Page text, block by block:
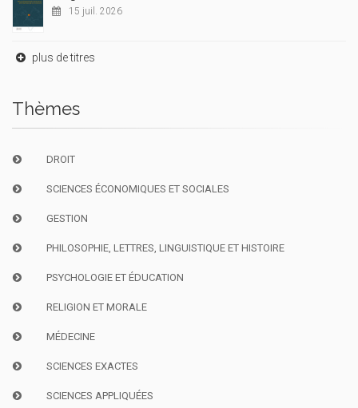
15 juil. 2026
plus de titres
Thèmes
DROIT
SCIENCES ÉCONOMIQUES ET SOCIALES
GESTION
PHILOSOPHIE, LETTRES, LINGUISTIQUE ET HISTOIRE
PSYCHOLOGIE ET ÉDUCATION
RELIGION ET MORALE
MÉDECINE
SCIENCES EXACTES
SCIENCES APPLIQUÉES